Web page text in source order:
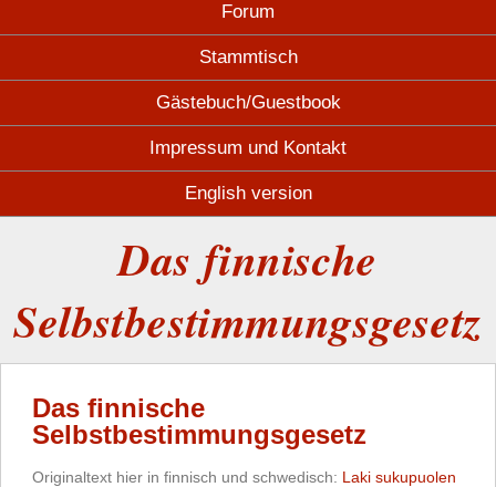
Forum
Stammtisch
Gästebuch/Guestbook
Impressum und Kontakt
English version
Das finnische
Selbstbestimmungsgesetz
Das finnische
Selbstbestimmungsgesetz
Originaltext hier in finnisch und schwedisch: Laki sukupuolen